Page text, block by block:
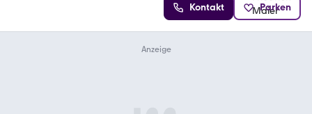
Kontakt Parken